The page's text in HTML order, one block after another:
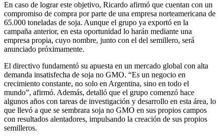
En caso de lograr este objetivo, Ricardo afirmó que cuentan con un
compromiso de compra por parte de una empresa norteamericana de
65.000 toneladas de soja. Aunque el grupo ya exportó en la
campaña anterior, en esta oportunidad lo harán mediante una
empresa propia, cuyo nombre, junto con el del semillero, será
anunciado próximamente.
El directivo fundamentó su apuesta en un mercado global con alta
demanda insatisfecha de soja no GMO. “Es un negocio en
crecimiento constante, no solo en Argentina, sino en todo el
mundo”, afirmó. Además, detalló que el grupo comenzó hace
algunos años con tareas de investigación y desarrollo en esta área, lo
que llevó a que se sembrara soja no GMO en sus propios campos
con resultados alentadores, impulsando la creación de sus propios
semilleros.